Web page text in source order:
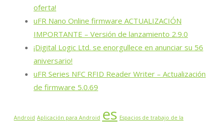
oferta!
uFR Nano Online firmware ACTUALIZACIÓN
IMPORTANTE – Versión de lanzamiento 2.9.0
¡Digital Logic Ltd. se enorgullece en anunciar su 56
aniversario!
uFR Series NFC RFID Reader Writer – Actualización
de firmware 5.0.69
Android Aplicación para Android es Espacios de trabajo de la